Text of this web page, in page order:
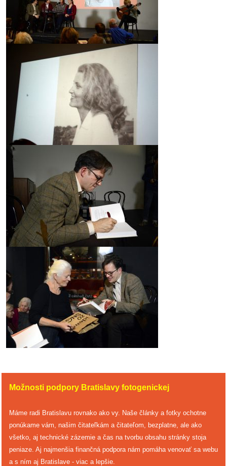
Možnosti podpory Bratislavy fotogenickej
Máme radi Bratislavu rovnako ako vy. Naše články a fotky ochotne
ponúkame vám, našim čitateľkám a čitateľom, bezplatne, ale ako
všetko, aj technické zázemie a čas na tvorbu obsahu stránky stoja
peniaze. Aj najmenšia finančná podpora nám pomáha venovať sa webu
a s ním aj Bratislave - viac a lepšie.